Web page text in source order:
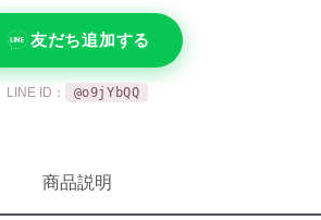
友だち追加する
LINE ID： @o9jYbQQ
商品説明